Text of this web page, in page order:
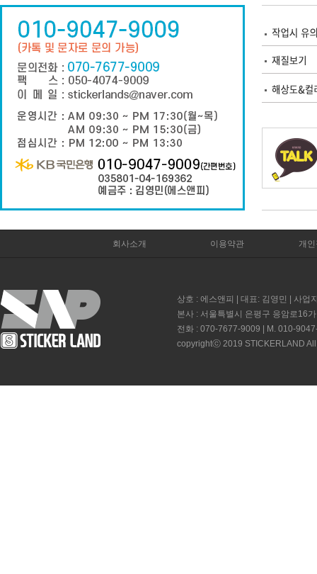
회사소개 이용약관 개
상호 : 에스앤피 | 대표: 김영민 | 사
본사 : 서울특별시 은평구 응암로16
전화 : 070-7677-9009 | M. 010-
copyrightⓒ 2019 STICKERLAND